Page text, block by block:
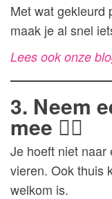
Met wat gekleurd
maak je al snel
Lees ook onze
3. Neem
mee 🏳️‍🌈
Je hoeft niet naar
vieren. Ook thuis
welkom is.